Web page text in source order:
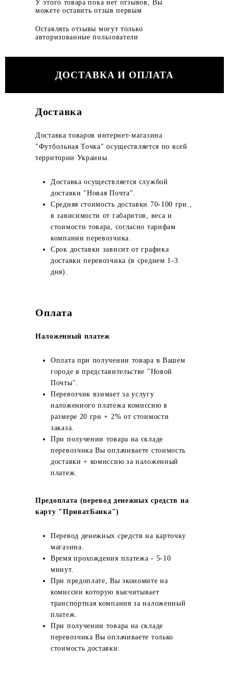
У этого товара пока нет отзывов, Вы
можете оставить отзыв первым
Оставлять отзывы могут только
авторизованные пользователи
ДОСТАВКА И ОПЛАТА
Доставка
Доставка товаров интернет-магазина
"Футбольная Точка" осуществляется по всей
территории Украины.
Доставка осуществляется службой
доставки "Новая Почта".
Средняя стоимость доставки 70-100 грн.,
в зависимости от габаритов, веса и
стоимости товара, согласно тарифам
компании перевозчика.
Срок доставки зависит от графика
доставки перевозчика (в среднем 1-3
дня).
Оплата
Наложенный платеж
Оплата при получении товара в Вашем
городе в представительстве "Новой
Почты".
Перевозчик взимает за услугу
наложенного платежа комиссию в
размере 20 грн + 2% от стоимости
заказа.
При получении товара на складе
перевозчика Вы оплачиваете стоимость
доставки + комиссию за наложенный
платеж.
Предоплата (перевод денежных средств на
карту "ПриватБанка")
Перевод денежных средств на карточку
магазина.
Время прохождения платежа - 5-10
минут.
При предоплате, Вы экономите на
комиссии которую высчитывает
транспортная компания за наложенный
платеж.
При получении товара на складе
перевозчика Вы оплачиваете только
стоимость доставки.